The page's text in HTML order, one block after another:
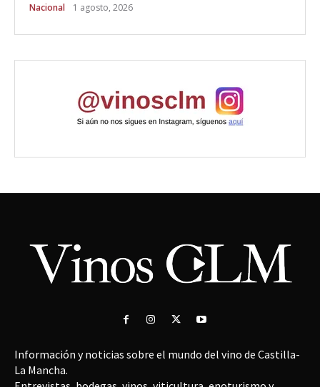
Nacional 1 agosto, 2026
Información y noticias sobre el mundo del vino de Castilla-
La Mancha.